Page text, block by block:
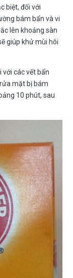
biệt, đối với
bám bẩn và vi
lên khoảng sàn
giúp khử mùi hôi
với các vết bẩn
mặt bị bám
10 phút, sau